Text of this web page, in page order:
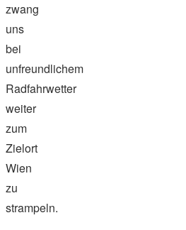
zwang
uns
bei
unfreundlichem
Radfahrwetter
weiter
zum
Zielort
Wien
zu
strampeln.